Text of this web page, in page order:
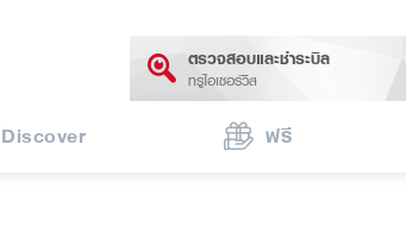
ตรวจสอบและชำระบิล
ทรูไอเซอร์วิส
Discover ฟรี